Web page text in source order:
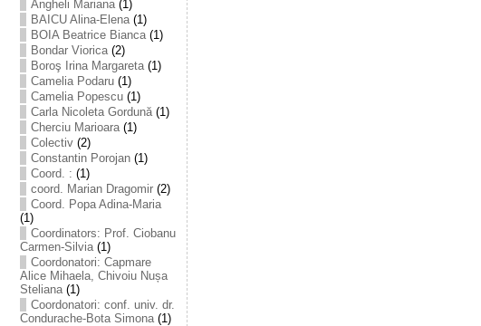
Angheli Mariana(1)
BAICU Alina-Elena(1)
BOIA Beatrice Bianca(1)
Bondar Viorica(2)
Boroş Irina Margareta(1)
Camelia Podaru(1)
Camelia Popescu(1)
Carla Nicoleta Gordună(1)
Cherciu Marioara(1)
Colectiv(2)
Constantin Porojan(1)
Coord. : (1)
coord. Marian Dragomir(2)
Coord. Popa Adina-Maria
(1)
Coordinators: Prof. Ciobanu
Carmen-Silvia(1)
Coordonatori: Capmare
Alice Mihaela, Chivoiu Nușa
Steliana(1)
Coordonatori: conf. univ. dr.
Condurache-Bota Simona(1)